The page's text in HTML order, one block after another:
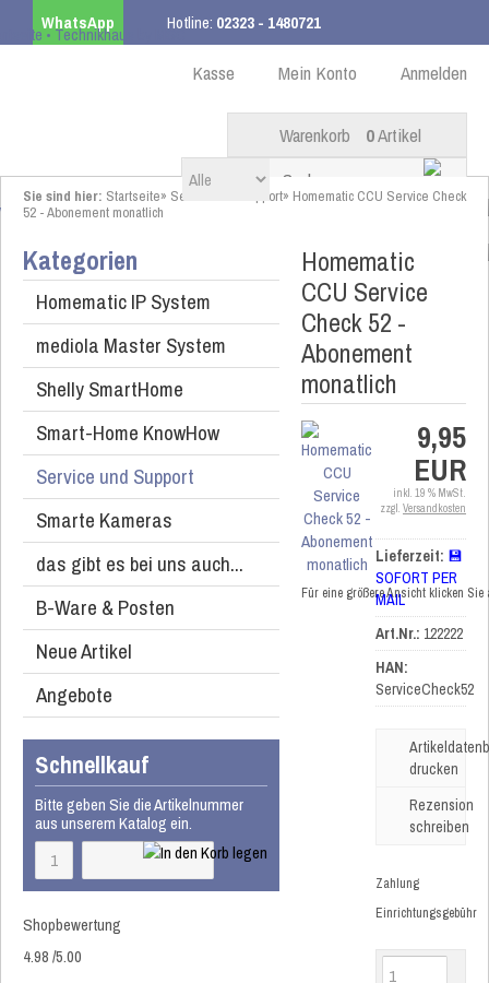
WhatsApp Hotline: 02323 - 1480721
ab 99,00 € innerhalb DE Anmelden
Mein Konto
Kasse
Warenkorb 0Artikel
Sie sind hier: Startseite» Service und Support» Homematic CCU Service Check
52 - Abonement monatlich
Kategorien
Homematic IP System
mediola Master System
Shelly SmartHome
Smart-Home KnowHow
Service und Support
Smarte Kameras
das gibt es bei uns auch...
B-Ware & Posten
Neue Artikel
Angebote
Schnellkauf
Bitte geben Sie die Artikelnummer
aus unserem Katalog ein.
Shopbewertung
4.98/5.00
Homematic
CCU Service
Check 52 -
Abonement
monatlich
Für eine größere Ansicht klicken
9,95
EUR
inkl. 19 % MwSt.
zzgl. Versandkosten
Lieferzeit: 💾
SOFORT PER
MAIL
Art.Nr.: 122222
HAN:
ServiceCheck52
drucken
Rezension
schreiben
Zahlung
Einrichtungsgebühr